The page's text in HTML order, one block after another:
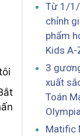
Từ 1/
chỉnh
phẩm
Kids A-
3
xuất
Toán
Matific